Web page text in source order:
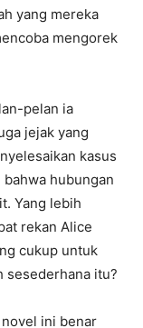
yang mereka
mengorek
pelan ia
jejak yang
kasus
hubungan
Yang lebih
rekan Alice
cukup untuk
sesederhana itu?
ini benar